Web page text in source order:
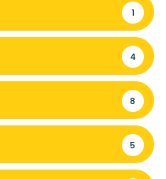
1
4
8
5